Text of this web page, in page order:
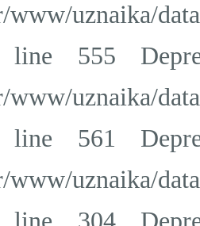
www/uznaika/
555
www/uznaika/
561
www/uznaika/